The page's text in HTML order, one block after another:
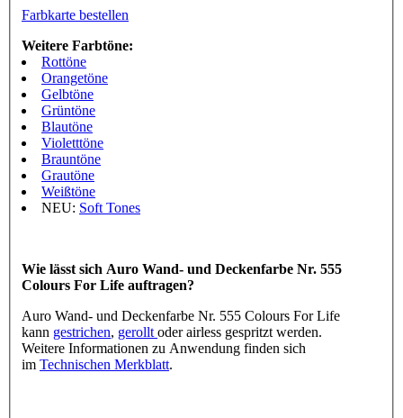
Farbkarte bestellen
Weitere Farbtöne:
Rottöne
Orangetöne
Gelbtöne
Grüntöne
Blautöne
Violetttöne
Brauntöne
Grautöne
Weißtöne
NEU: Soft Tones
Wie lässt sich Auro Wand- und Deckenfarbe Nr. 555
Colours For Life auftragen?
Auro Wand- und Deckenfarbe Nr. 555 Colours For Life
kann gestrichen, gerollt oder airless gespritzt werden.
Weitere Informationen zu Anwendung finden sich
im Technischen Merkblatt.